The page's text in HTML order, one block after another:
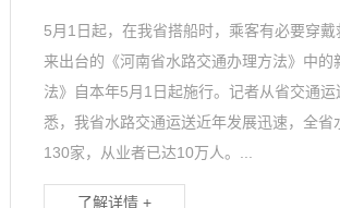
5月1日起，在我省搭船时，乘客有必要穿
来出台的《河南省水路交通办理方法》中的
法》自本年5月1日起施行。记者从省交通
悉，我省水路交通运送近年发展迅速，全省
130家，从业者已达10万人。...
了解详情 +